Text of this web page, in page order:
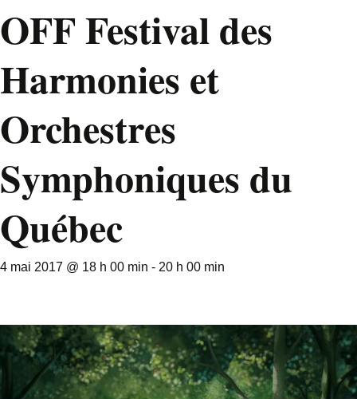
OFF Festival des
Harmonies et
Orchestres
Symphoniques du
Québec
4 mai 2017 @ 18 h 00 min - 20 h 00 min